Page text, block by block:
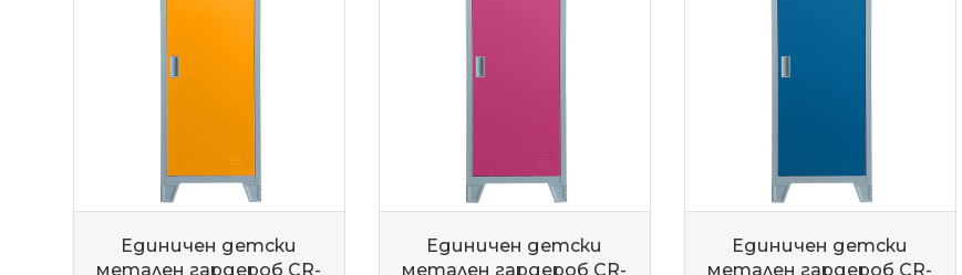
Единичен детски
метален гардероб CR-
Единичен детски
метален гардероб CR-
Единичен детски
метален гардероб CR-